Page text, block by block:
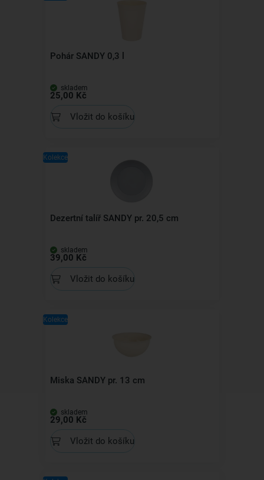
Pohár SANDY 0,3 l
skladem
25,00 Kč
Vložit do košíku
Kolekce
Dezertní talíř SANDY pr. 20,5 cm
skladem
39,00 Kč
Vložit do košíku
Kolekce
Miska SANDY pr. 13 cm
skladem
29,00 Kč
Vložit do košíku